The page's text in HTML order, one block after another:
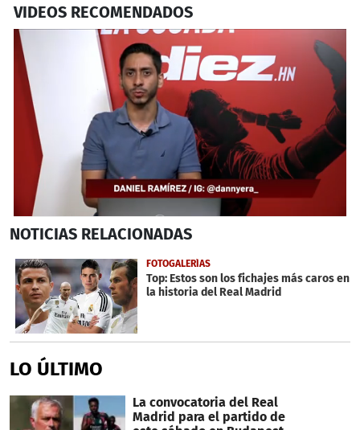
VIDEOS RECOMENDADOS
seconds
3
minutes,
13
seconds
NOTICIAS RELACIONADAS
FOTOGALERÍAS
Top: Estos son los fichajes más caros en
la historia del Real Madrid
LO ÚLTIMO
La convocatoria del Real
Madrid para el partido de